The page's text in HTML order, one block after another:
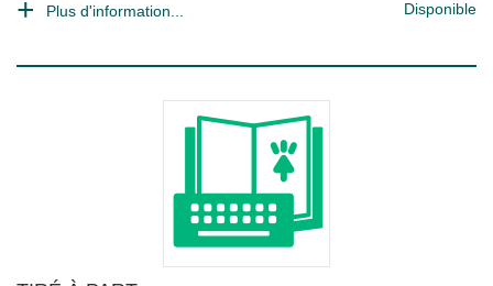
Plus d'information... Disponible